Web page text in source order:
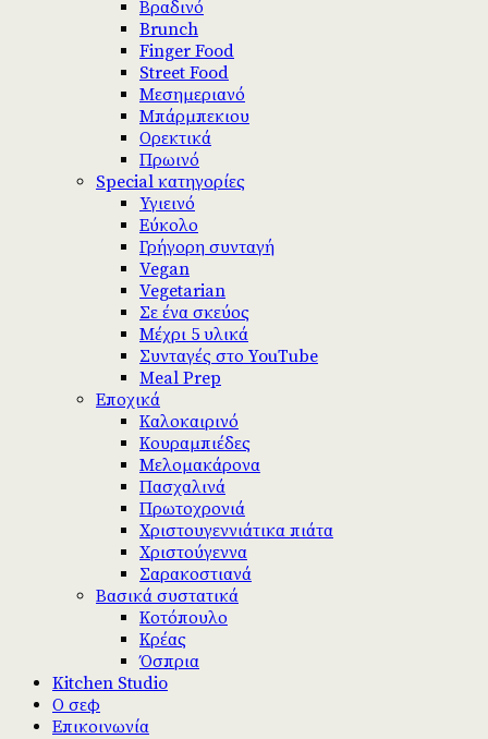
Βραδινό
Brunch
Finger Food
Street Food
Μεσημεριανό
Μπάρμπεκιου
Ορεκτικά
Πρωινό
Special κατηγορίες
Υγιεινό
Εύκολο
Γρήγορη συνταγή
Vegan
Vegetarian
Σε ένα σκεύος
Μέχρι 5 υλικά
Συνταγές στο YouTube
Meal Prep
Εποχικά
Καλοκαιρινό
Κουραμπιέδες
Μελομακάρονα
Πασχαλινά
Πρωτοχρονιά
Χριστουγεννιάτικα πιάτα
Χριστούγεννα
Σαρακοστιανά
Βασικά συστατικά
Κοτόπουλο
Κρέας
Όσπρια
Kitchen Studio
Ο σεφ
Επικοινωνία